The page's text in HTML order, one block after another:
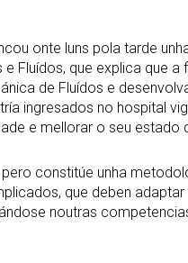
onte luns pola tarde
que explica que a
de Fluídos e
ingresados no hospital
e mellorar o seu estado
constitúe unha
que deben
noutras